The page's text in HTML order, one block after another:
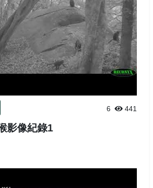
6 441
影像紀錄1